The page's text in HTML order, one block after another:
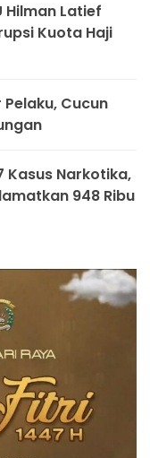
Hilman Latief
Kuota Haji
Cucun
Kasus Narkotika,
948 Ribu